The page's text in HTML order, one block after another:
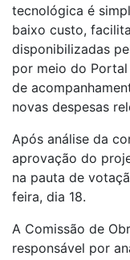
tecnológica é
baixo custo,
disponibilizadas
por meio do
de
novas despesas
Após análise da
aprovação do
na pauta de
feira, dia 18.
A Comissão de
responsável por